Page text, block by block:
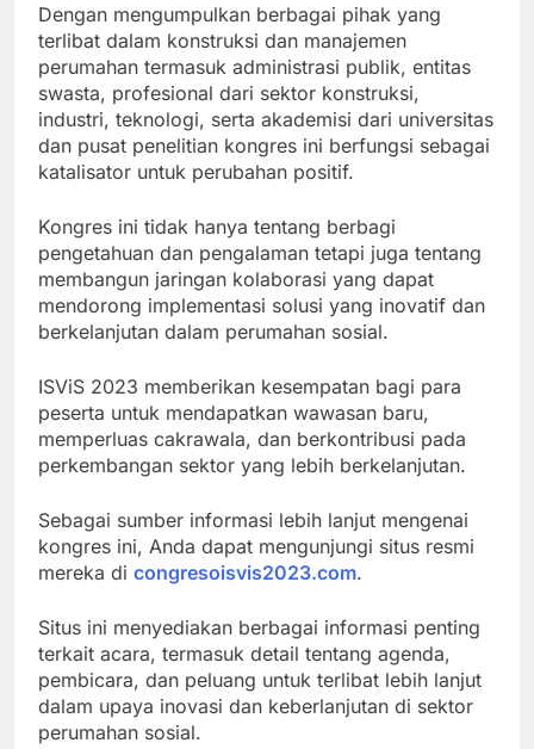
Dengan mengumpulkan berbagai pihak yang
terlibat dalam konstruksi dan manajemen
perumahan termasuk administrasi publik, entitas
swasta, profesional dari sektor konstruksi,
industri, teknologi, serta akademisi dari universitas
dan pusat penelitian kongres ini berfungsi sebagai
katalisator untuk perubahan positif.
Kongres ini tidak hanya tentang berbagi
pengetahuan dan pengalaman tetapi juga tentang
membangun jaringan kolaborasi yang dapat
mendorong implementasi solusi yang inovatif dan
berkelanjutan dalam perumahan sosial.
ISViS 2023 memberikan kesempatan bagi para
peserta untuk mendapatkan wawasan baru,
memperluas cakrawala, dan berkontribusi pada
perkembangan sektor yang lebih berkelanjutan.
Sebagai sumber informasi lebih lanjut mengenai
kongres ini, Anda dapat mengunjungi situs resmi
mereka di congresoisvis2023.com.
Situs ini menyediakan berbagai informasi penting
terkait acara, termasuk detail tentang agenda,
pembicara, dan peluang untuk terlibat lebih lanjut
dalam upaya inovasi dan keberlanjutan di sektor
perumahan sosial.